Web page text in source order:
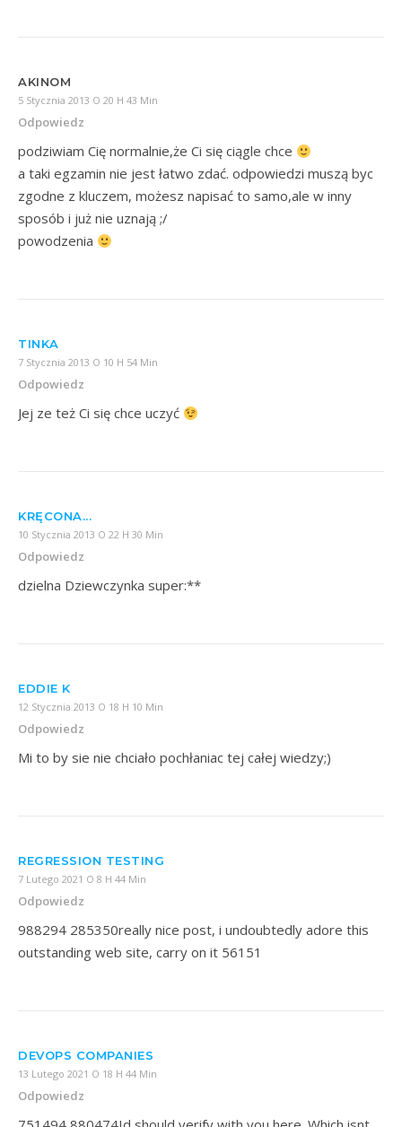
AKINOM
5 Stycznia 2013 O 20 H 43 Min
Odpowiedz
podziwiam Cię normalnie,że Ci się ciągle chce
a taki egzamin nie jest łatwo zdać. odpowiedzi muszą byc
zgodne z kluczem, możesz napisać to samo,ale w inny
sposób i już nie uznają ;/
powodzenia
TINKA
7 Stycznia 2013 O 10 H 54 Min
Odpowiedz
Jej ze też Ci się chce uczyć
KRĘCONA...
10 Stycznia 2013 O 22 H 30 Min
Odpowiedz
dzielna Dziewczynka super:**
EDDIE K
12 Stycznia 2013 O 18 H 10 Min
Odpowiedz
Mi to by sie nie chciało pochłaniac tej całej wiedzy;)
REGRESSION TESTING
7 Lutego 2021 O 8 H 44 Min
Odpowiedz
988294 285350really nice post, i undoubtedly adore this
outstanding web site, carry on it 56151
DEVOPS COMPANIES
13 Lutego 2021 O 18 H 44 Min
Odpowiedz